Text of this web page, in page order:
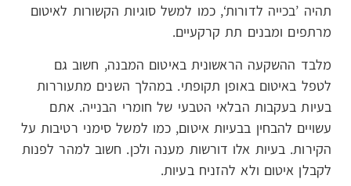
תהיה ’בכייה לדורות‘, כמו למשל סוגיות הקשורות לאיטום
מרתפים ומבנים תת קרקעיים.
מלבד ההשקעה הראשונית באיטום המבנה, חשוב גם
לטפל באיטום באופן תקופתי. במהלך השנים מתעוררות
בעיות בעקבות הבלאי הטבעי של חומרי הבנייה. אתם
עשויים להבחין בבעיות איטום, כמו למשל סימני רטיבות על
הקירות. בעיות אלו דורשות מענה ולכן. חשוב למהר לפנות
לקבלן איטום ולא להזניח בעיות.